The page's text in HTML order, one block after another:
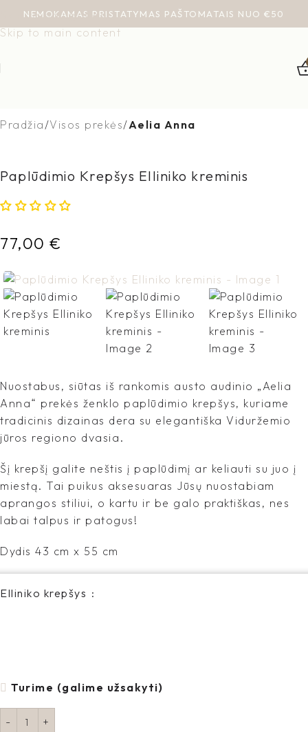
Skip to navigation
Skip to main content
NEMOKAMAS PRISTATYMAS PAŠTOMATAIS NUO €50
Pradžia Visos prekės Aelia Anna
Paplūdimio Krepšys Elliniko kreminis
77,00 €
Nuostabus, siūtas iš rankomis austo audinio „Aelia
Anna“ prekės ženklo paplūdimio krepšys, kuriame
tradicinis dizainas dera su elegantiška Viduržemio
jūros regiono dvasia.
Šį krepšį galite neštis į paplūdimį ar keliauti su juo į
miestą. Tai puikus aksesuaras Jūsų nuostabiam
aprangos stiliui, o kartu ir be galo praktiškas, nes
labai talpus ir patogus!
Dydis 43 cm x 55 cm
Elliniko krepšys
Turime (galime užsakyti)